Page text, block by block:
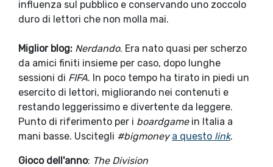
influenza sul pubblico e conservando uno zoccolo
duro di lettori che non molla mai.
Miglior blog: Nerdando. Era nato quasi per scherzo
da amici finiti insieme per caso, dopo lunghe
sessioni di FIFA. In poco tempo ha tirato in piedi un
esercito di lettori, migliorando nei contenuti e
restando leggerissimo e divertente da leggere.
Punto di riferimento per i boardgamein Italia a
mani basse. Uscitegli #bigmoney a questo link.
Gioco dell'anno: The Division